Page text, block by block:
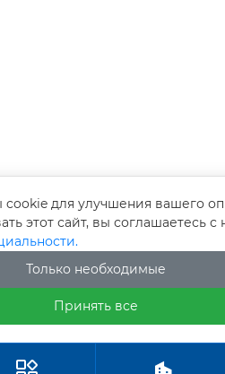
для улучшения вашего
этот сайт, вы соглашаетесь
Только необходимые
Принять все